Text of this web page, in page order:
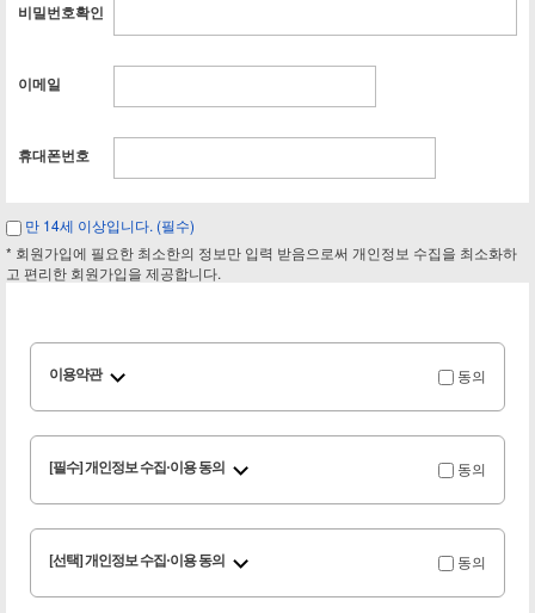
비밀번호확인
이메일
휴대폰번호
만 14세 이상입니다. (필수)
* 회원가입에 필요한 최소한의 정보만 입력 받음으로써 개인정보 수집을 최소화하
고 편리한 회원가입을 제공합니다.
이용약관 동의
[필수] 개인정보 수집·이용 동의 동의
[선택] 개인정보 수집·이용 동의 동의